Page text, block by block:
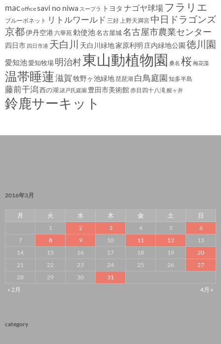
macofficesavi no niwa スープラ トヨタ ナゴヤ球場 フラリエ
ブルーボネット リトルワールド 三好上野天満宮 中日ドラゴンズ
京都伊丹空港 六華苑勅使池名古屋城名古屋市農業センター
四日市 四日市港 天白川 天白川緑地家原利明 庄内緑地公園徳川園
愛知池愛知牧場明治村東山動植物園 桑名 桜梅花藻
温帯睡蓮滋賀牧野ヶ池緑地 琵琶湖 白鳥庭園 知多半島
藤前干潟西の湖 諸戸氏庭園 豊田市美術館赤目四十八滝醒ヶ井
鈴鹿サーキット
2016年3月
月 火 水 木 金 土
日
1
2 3 4 5
6
7
8 9 10 11 12
13
14
15 16 17 18 19
20
21
22 23 24 25 26
27
28
29 30
31
« 2月
4月 »
category